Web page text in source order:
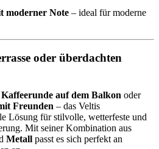
moderner Note – ideal für moderne
oder überdachten
Kaffeerunde auf dem Balkon oder
Freunden – das Veltis
Lösung für stilvolle, wetterfeste und
Mit seiner Kombination aus
Metall passt es sich perfekt an